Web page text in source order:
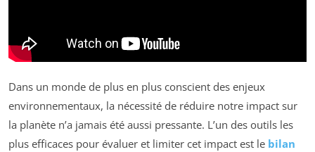
Dans un monde de plus en plus conscient des enjeux
environnementaux, la nécessité de réduire notre impact sur
la planète n’a jamais été aussi pressante. L’un des outils les
plus efficaces pour évaluer et limiter cet impact est le bilan